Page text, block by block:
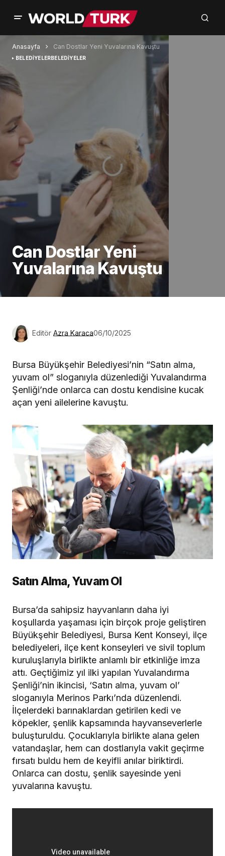
Anasayfa Can Dostlar Yeni Yuvalarına Kavuştu
BELEDİYELERBELEDİYELER
Can Dostlar Yeni
Yuvalarına Kavuştu
Editör Azra Karaca06/10/2025
Bursa Büyükşehir Belediyesi’nin “Satın alma,
yuvam ol” sloganıyla düzenlediği Yuvalandırma
Şenliği’nde onlarca can dostu kendisine kucak
açan yeni ailelerine kavuştu.
Satın Alma, Yuvam Ol
Bursa’da sahipsiz hayvanların daha iyi
koşullarda yaşaması için birçok proje geliştiren
Büyükşehir Belediyesi, Bursa Kent Konseyi, ilçe
belediyeleri, ilçe kent konseyleri ve sivil toplum
kuruluşlarıyla birlikte anlamlı bir etkinliğe imza
attı. Geçtiğimiz yıl ilki yapılan Yuvalandırma
Şenliği’nin ikincisi, ‘Satın alma, yuvam ol’
sloganıyla Merinos Parkı’nda düzenlendi.
İlçelerdeki barınaklardan getirilen kedi ve
köpekler, şenlik kapsamında hayvanseverlerle
buluşturuldu. Çocuklarıyla birlikte alana gelen
vatandaşlar, hem can dostlarıyla vakit geçirme
fırsatı buldu hem de keyifli anılar biriktirdi.
Onlarca can dostu, şenlik sayesinde yeni
yuvalarına kavuştu.